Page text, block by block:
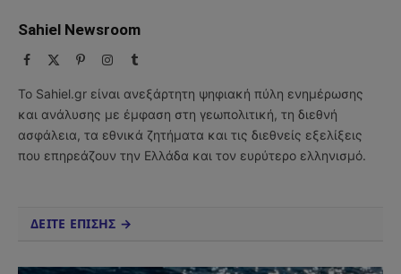
Sahiel Newsroom
Facebook PinterestInstagram
Tumblr
Το Sahiel.gr είναι ανεξάρτητη ψηφιακή πύλη ενημέρωσης
και ανάλυσης με έμφαση στη γεωπολιτική, τη διεθνή
ασφάλεια, τα εθνικά ζητήματα και τις διεθνείς εξελίξεις
που επηρεάζουν την Ελλάδα και τον ευρύτερο ελληνισμό.
ΔΕΙΤΕ ΕΠΙΣΗΣ →